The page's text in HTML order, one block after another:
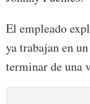
El empleado
ya trabajan en
terminar de una